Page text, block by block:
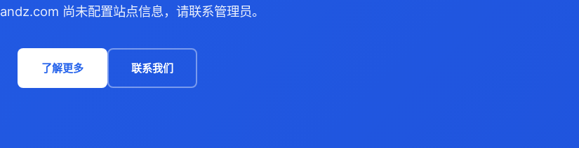
尚未配置站点信息，请联系管理员。
了解更多 联系我们